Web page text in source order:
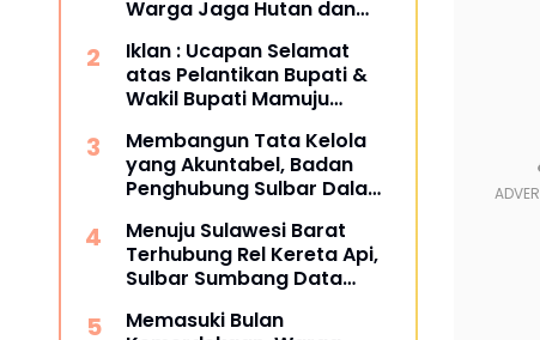
Warga Jaga Hutan dan
Iklan : Ucapan Selamat
atas Pelantikan Bupati &
Wakil Bupati Mamuju
Membangun Tata Kelola
yang Akuntabel, Badan
Penghubung Sulbar Dalami
Jasa
Menuju Sulawesi Barat
Terhubung Rel Kereta Api,
Sulbar Sumbang Data
Memasuki Bulan